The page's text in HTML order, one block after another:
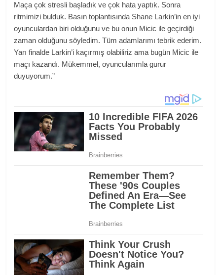
Maça çok stresli başladık ve çok hata yaptık. Sonra
ritmimizi bulduk. Basın toplantısında Shane Larkin’in en iyi
oyunculardan biri olduğunu ve bu onun Micic ile geçirdiği
zaman olduğunu söyledim. Tüm adamlarımı tebrik ederim.
Yarı finalde Larkin’i kaçırmış olabiliriz ama bugün Micic ile
maçı kazandı. Mükemmel, oyuncularımla gurur
duyuyorum.”